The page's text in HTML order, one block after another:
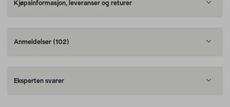
Kjøpsinformasjon, leveranser og returer
Anmeldelser (102)
Eksperten svarer